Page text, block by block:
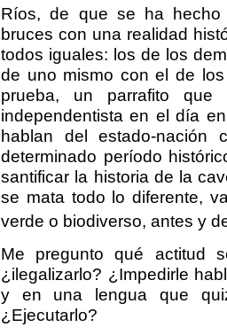
Ríos, de que se ha
bruces con una realidad
todos iguales: los de los
de uno mismo con el de
prueba, un parrafito
independentista en el día
hablan del estado-
determinado período
santificar la historia de la
se mata todo lo diferente,
verde o biodiverso, antes y
Me pregunto qué actitud
¿ilegalizarlo? ¿Impedirle
y en una lengua que
¿Ejecutarlo?